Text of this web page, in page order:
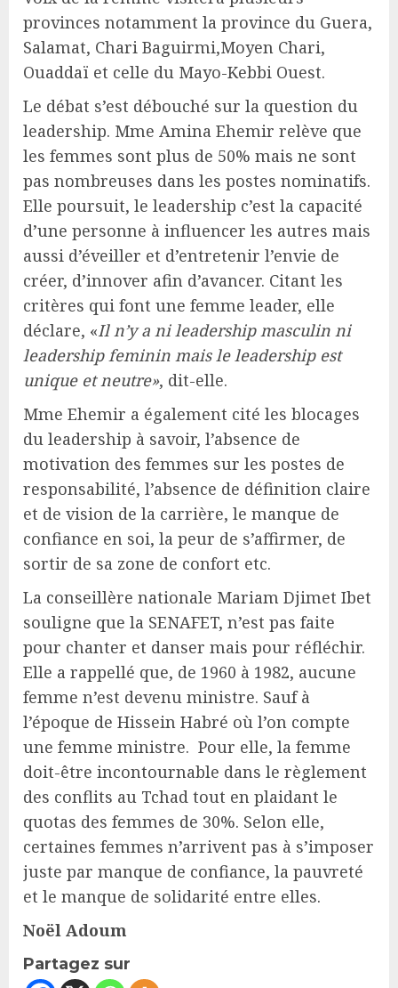
provinces notamment la province du Guera,
Salamat, Chari Baguirmi,Moyen Chari,
Ouaddaï et celle du Mayo-Kebbi Ouest.
Le débat s’est débouché sur la question du
leadership. Mme Amina Ehemir relève que
les femmes sont plus de 50% mais ne sont
pas nombreuses dans les postes nominatifs.
Elle poursuit, le leadership c’est la capacité
d’une personne à influencer les autres mais
aussi d’éveiller et d’entretenir l’envie de
créer, d’innover afin d’avancer. Citant les
critères qui font une femme leader, elle
déclare, «Il n’y a ni leadership masculin ni
leadership feminin mais le leadership est
unique et neutre», dit-elle.
Mme Ehemir a également cité les blocages
du leadership à savoir, l’absence de
motivation des femmes sur les postes de
responsabilité, l’absence de définition claire
et de vision de la carrière, le manque de
confiance en soi, la peur de s’affirmer, de
sortir de sa zone de confort etc.
La conseillère nationale Mariam Djimet Ibet
souligne que la SENAFET, n’est pas faite
pour chanter et danser mais pour réfléchir.
Elle a rappellé que, de 1960 à 1982, aucune
femme n’est devenu ministre. Sauf à
l’époque de Hissein Habré où l’on compte
une femme ministre. Pour elle, la femme
doit-être incontournable dans le règlement
des conflits au Tchad tout en plaidant le
quotas des femmes de 30%. Selon elle,
certaines femmes n’arrivent pas à s’imposer
juste par manque de confiance, la pauvreté
et le manque de solidarité entre elles.
Noël Adoum
Partagez sur